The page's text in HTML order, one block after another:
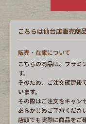
小物
Eye Wear
Bag
Accessory
Belt
こちらは仙台店販売商
販売・在庫について
こちらの商品は、フラミ
す。
そのため、ご注文確定後で
います。
その際はご注文をキャン
あらかじめご了承ください
店頭でも実際に商品をご